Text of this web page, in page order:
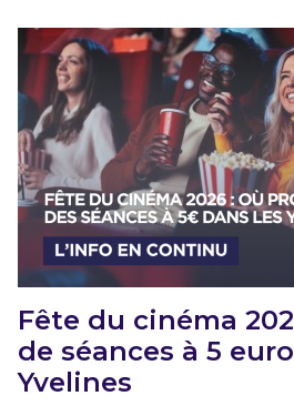
Fête du cinéma
de séances à 5
Yvelines